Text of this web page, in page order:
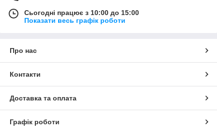
Сьогодні працює з 10:00 до 15:00
Показати весь графік роботи
Про нас
Контакти
Доставка та оплата
Графік роботи